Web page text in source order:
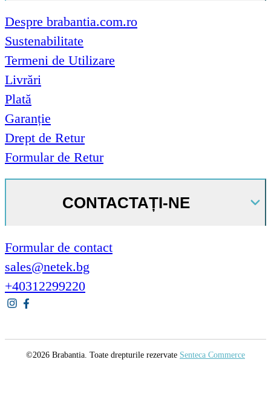
Despre brabantia.com.ro
Sustenabilitate
Termeni de Utilizare
Livrări
Plată
Garanție
Drept de Retur
Formular de Retur
CONTACTAȚI-NE
Formular de contact
sales@netek.bg
+40312299220
©2026 Brabantia. Toate drepturile rezervate Senteca Commerce